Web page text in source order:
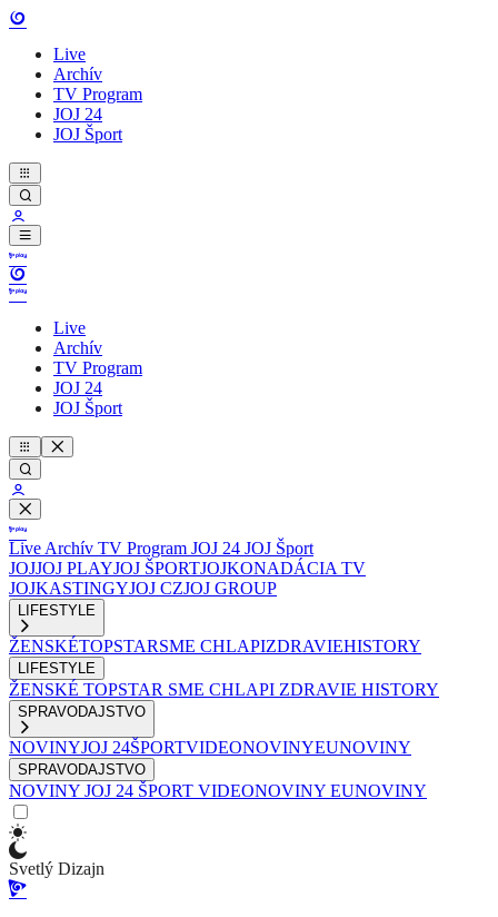
Live
Archív
TV Program
JOJ 24
JOJ Šport
Live
Archív
TV Program
JOJ 24
JOJ Šport
Live Archív TV Program JOJ 24 JOJ Šport
JOJJOJ PLAYJOJ ŠPORTJOJKONADÁCIA TV
JOJKASTINGYJOJ CZJOJ GROUP
LIFESTYLE
ŽENSKÉTOPSTARSME CHLAPIZDRAVIEHISTORY
LIFESTYLE
ŽENSKÉ TOPSTAR SME CHLAPI ZDRAVIE HISTORY
SPRAVODAJSTVO
NOVINYJOJ 24ŠPORTVIDEONOVINYEUNOVINY
SPRAVODAJSTVO
NOVINY JOJ 24 ŠPORT VIDEONOVINY EUNOVINY
Svetlý Dizajn